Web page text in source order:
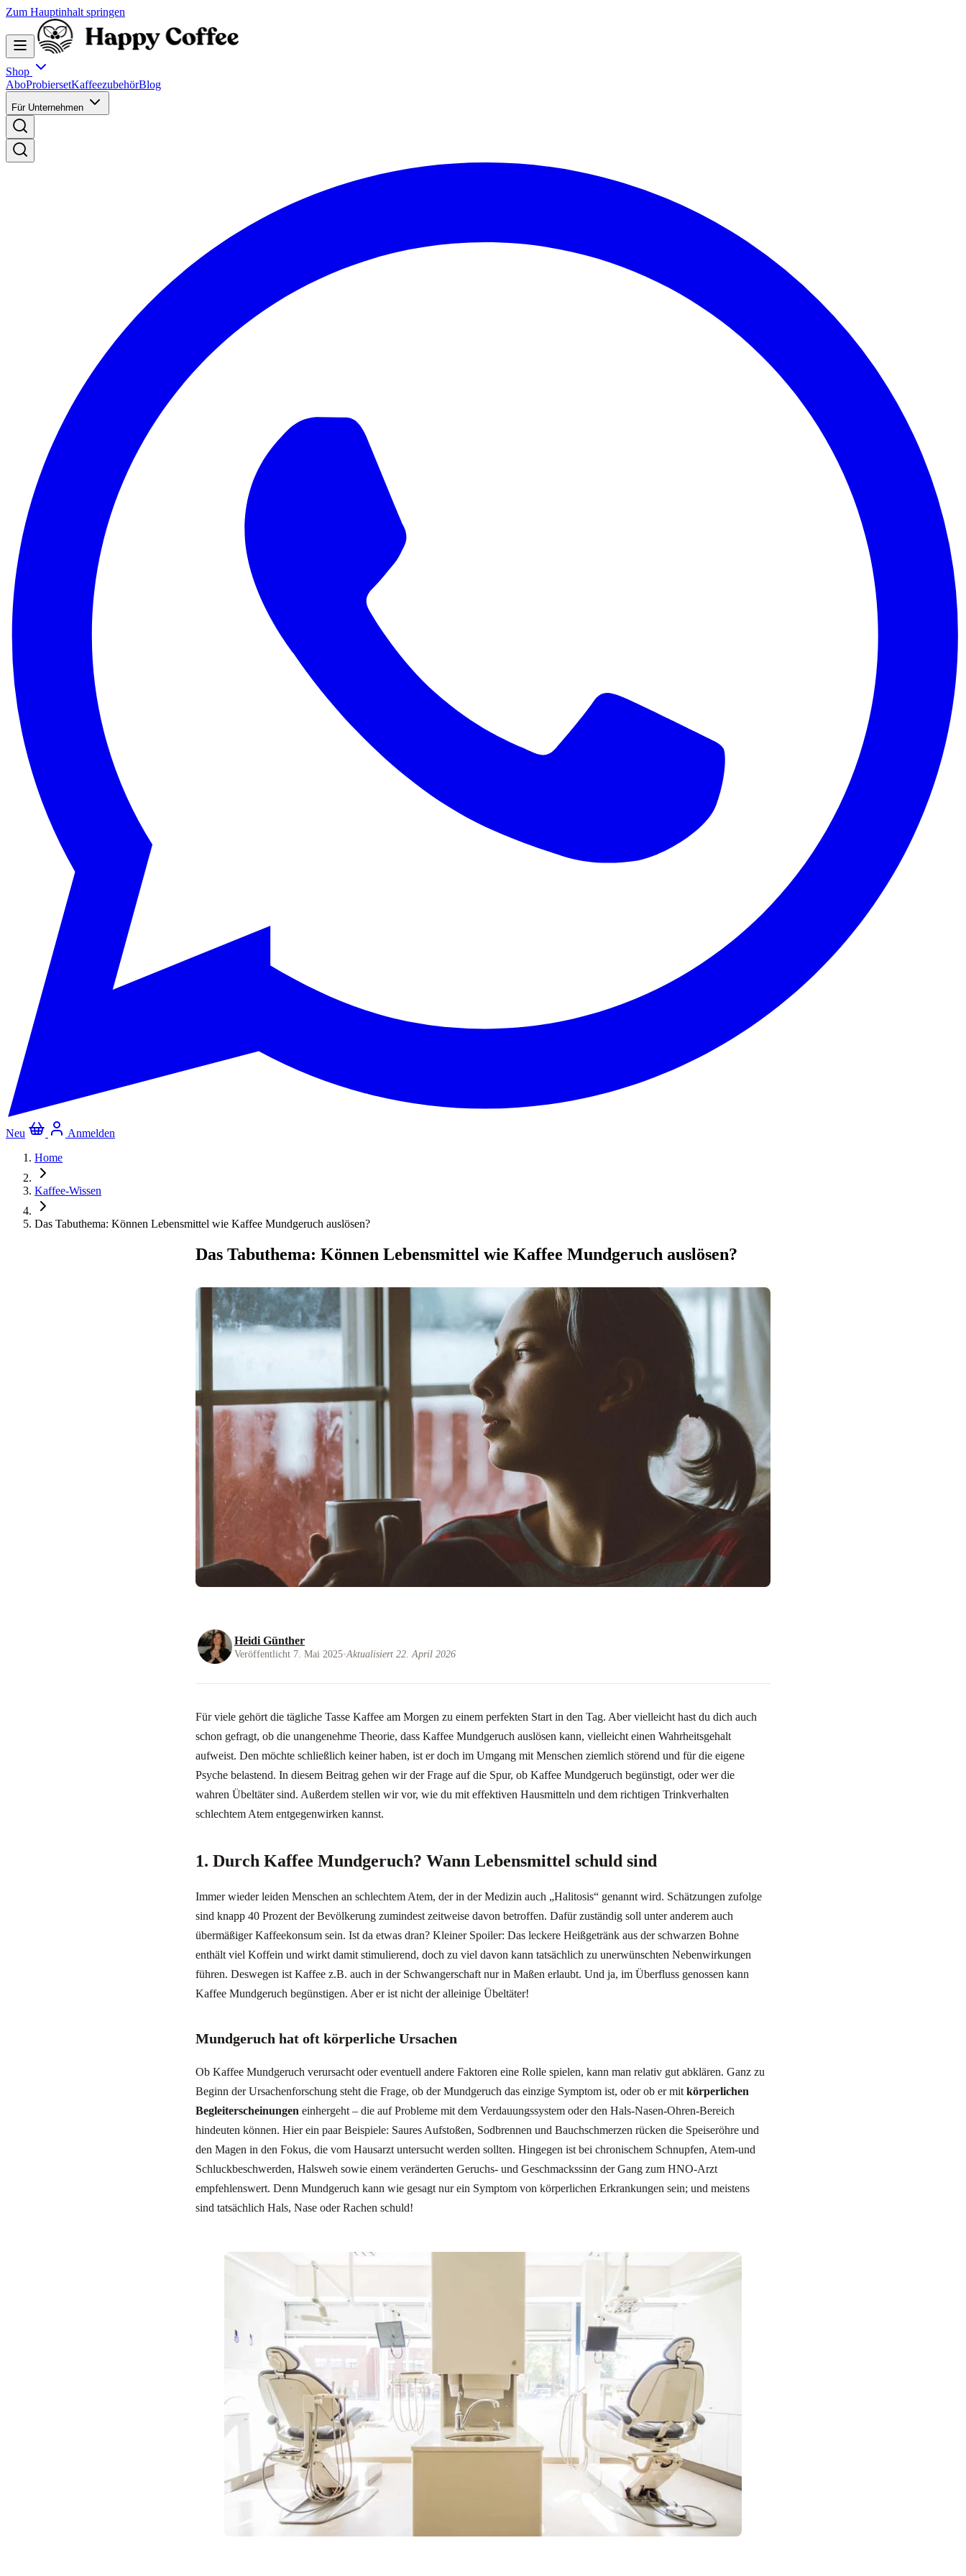
Zum Hauptinhalt springen
Shop
AboProbiersetKaffeezubehörBlog
Für Unternehmen
Neu
Anmelden
Home
Kaffee-Wissen
Das Tabuthema: Können Lebensmittel wie Kaffee Mundgeruch auslösen?
Das Tabuthema: Können Lebensmittel wie Kaffee Mundgeruch auslösen?
Heidi Günther
Veröffentlicht 7. Mai 2025•Aktualisiert 22. April 2026
Für viele gehört die tägliche Tasse Kaffee am Morgen zu einem perfekten Start in den Tag. Aber vielleicht hast du dich auch
schon gefragt, ob die unangenehme Theorie, dass Kaffee Mundgeruch auslösen kann, vielleicht einen Wahrheitsgehalt
aufweist. Den möchte schließlich keiner haben, ist er doch im Umgang mit Menschen ziemlich störend und für die eigene
Psyche belastend. In diesem Beitrag gehen wir der Frage auf die Spur, ob Kaffee Mundgeruch begünstigt, oder wer die
wahren Übeltäter sind. Außerdem stellen wir vor, wie du mit effektiven Hausmitteln und dem richtigen Trinkverhalten
schlechtem Atem entgegenwirken kannst.
1. Durch Kaffee Mundgeruch? Wann Lebensmittel schuld sind
Immer wieder leiden Menschen an schlechtem Atem, der in der Medizin auch „Halitosis“ genannt wird. Schätzungen zufolge
sind knapp 40 Prozent der Bevölkerung zumindest zeitweise davon betroffen. Dafür zuständig soll unter anderem auch
übermäßiger Kaffeekonsum sein. Ist da etwas dran? Kleiner Spoiler: Das leckere Heißgetränk aus der schwarzen Bohne
enthält viel Koffein und wirkt damit stimulierend, doch zu viel davon kann tatsächlich zu unerwünschten Nebenwirkungen
führen. Deswegen ist Kaffee z.B. auch in der Schwangerschaft nur in Maßen erlaubt. Und ja, im Überfluss genossen kann
Kaffee Mundgeruch begünstigen. Aber er ist nicht der alleinige Übeltäter!
Mundgeruch hat oft körperliche Ursachen
Ob Kaffee Mundgeruch verursacht oder eventuell andere Faktoren eine Rolle spielen, kann man relativ gut abklären. Ganz zu
Beginn der Ursachenforschung steht die Frage, ob der Mundgeruch das einzige Symptom ist, oder ob er mit körperlichen
Begleiterscheinungen einhergeht – die auf Probleme mit dem Verdauungssystem oder den Hals-Nasen-Ohren-Bereich
hindeuten können. Hier ein paar Beispiele: Saures Aufstoßen, Sodbrennen und Bauchschmerzen rücken die Speiseröhre und
den Magen in den Fokus, die vom Hausarzt untersucht werden sollten. Hingegen ist bei chronischem Schnupfen, Atem-und
Schluckbeschwerden, Halsweh sowie einem veränderten Geruchs- und Geschmackssinn der Gang zum HNO-Arzt
empfehlenswert. Denn Mundgeruch kann wie gesagt nur ein Symptom von körperlichen Erkrankungen sein; und meistens
sind tatsächlich Hals, Nase oder Rachen schuld!